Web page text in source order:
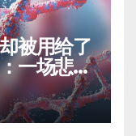
被用给了
一场悲剧
十年